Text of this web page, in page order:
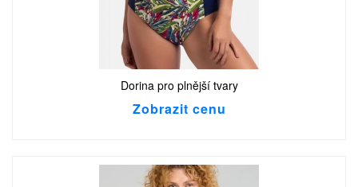
Dorina pro plnější tvary
Zobrazit cenu